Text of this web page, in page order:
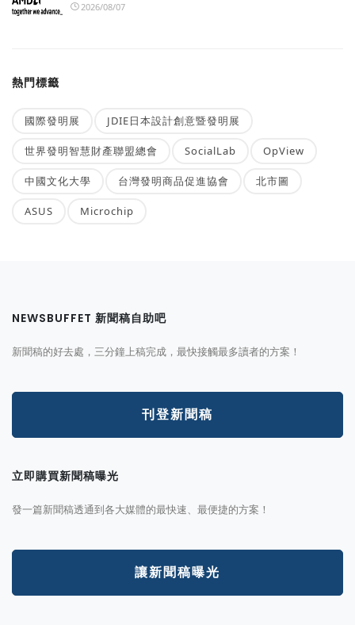
2026/08/07
熱門標籤
國際發明展 JDIE日本設計創意暨發明展
世界發明智慧財產聯盟總會 SocialLab OpView
中國文化大學 台灣發明商品促進協會 北市圖
ASUS Microchip
NEWSBUFFET 新聞稿自助吧
新聞稿的好去處，三分鐘上稿完成，最快接觸最多讀者的方案！
刊登新聞稿
立即購買新聞稿曝光
發一篇新聞稿透通到各大媒體的最快速、最便捷的方案！
讓新聞稿曝光